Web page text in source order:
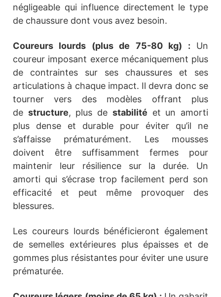
négligeable qui influence directement le type
de chaussure dont vous avez besoin.
Coureurs lourds (plus de 75-80 kg) : Un
coureur imposant exerce mécaniquement plus
de contraintes sur ses chaussures et ses
articulations à chaque impact. Il devra donc se
tourner vers des modèles offrant plus
de structure, plus de stabilité et un amorti
plus dense et durable pour éviter qu’il ne
s’affaisse prématurément. Les mousses
doivent être suffisamment fermes pour
maintenir leur résilience sur la durée. Un
amorti qui s’écrase trop facilement perd son
efficacité et peut même provoquer des
blessures.
Les coureurs lourds bénéficieront également
de semelles extérieures plus épaisses et de
gommes plus résistantes pour éviter une usure
prématurée.